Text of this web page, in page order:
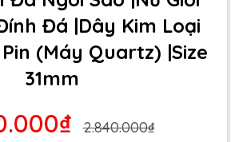
Đá |Dây Kim Loại
(Máy Quartz) |Size
31mm
2.840.000₫